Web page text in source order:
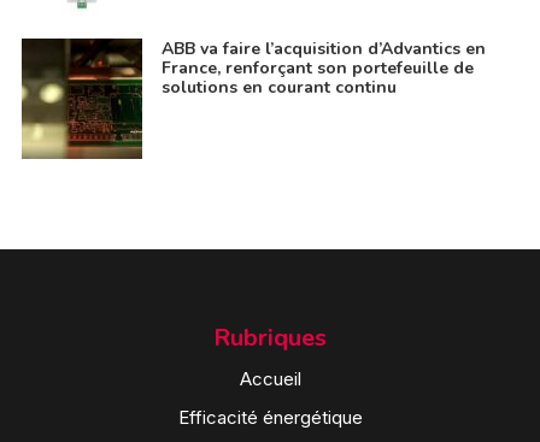
ABB va faire l’acquisition d’Advantics en
France, renforçant son portefeuille de
solutions en courant continu
Rubriques
Accueil
Efficacité énergétique